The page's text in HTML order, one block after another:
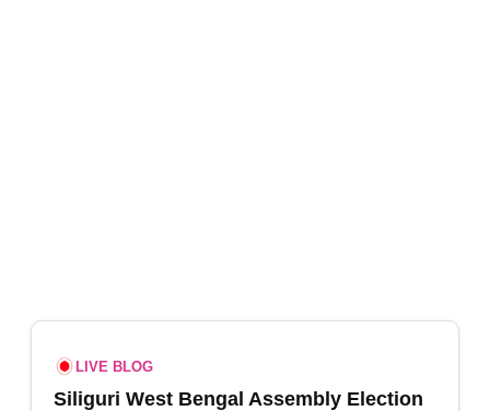
LIVE BLOG
Siliguri West Bengal Assembly Election